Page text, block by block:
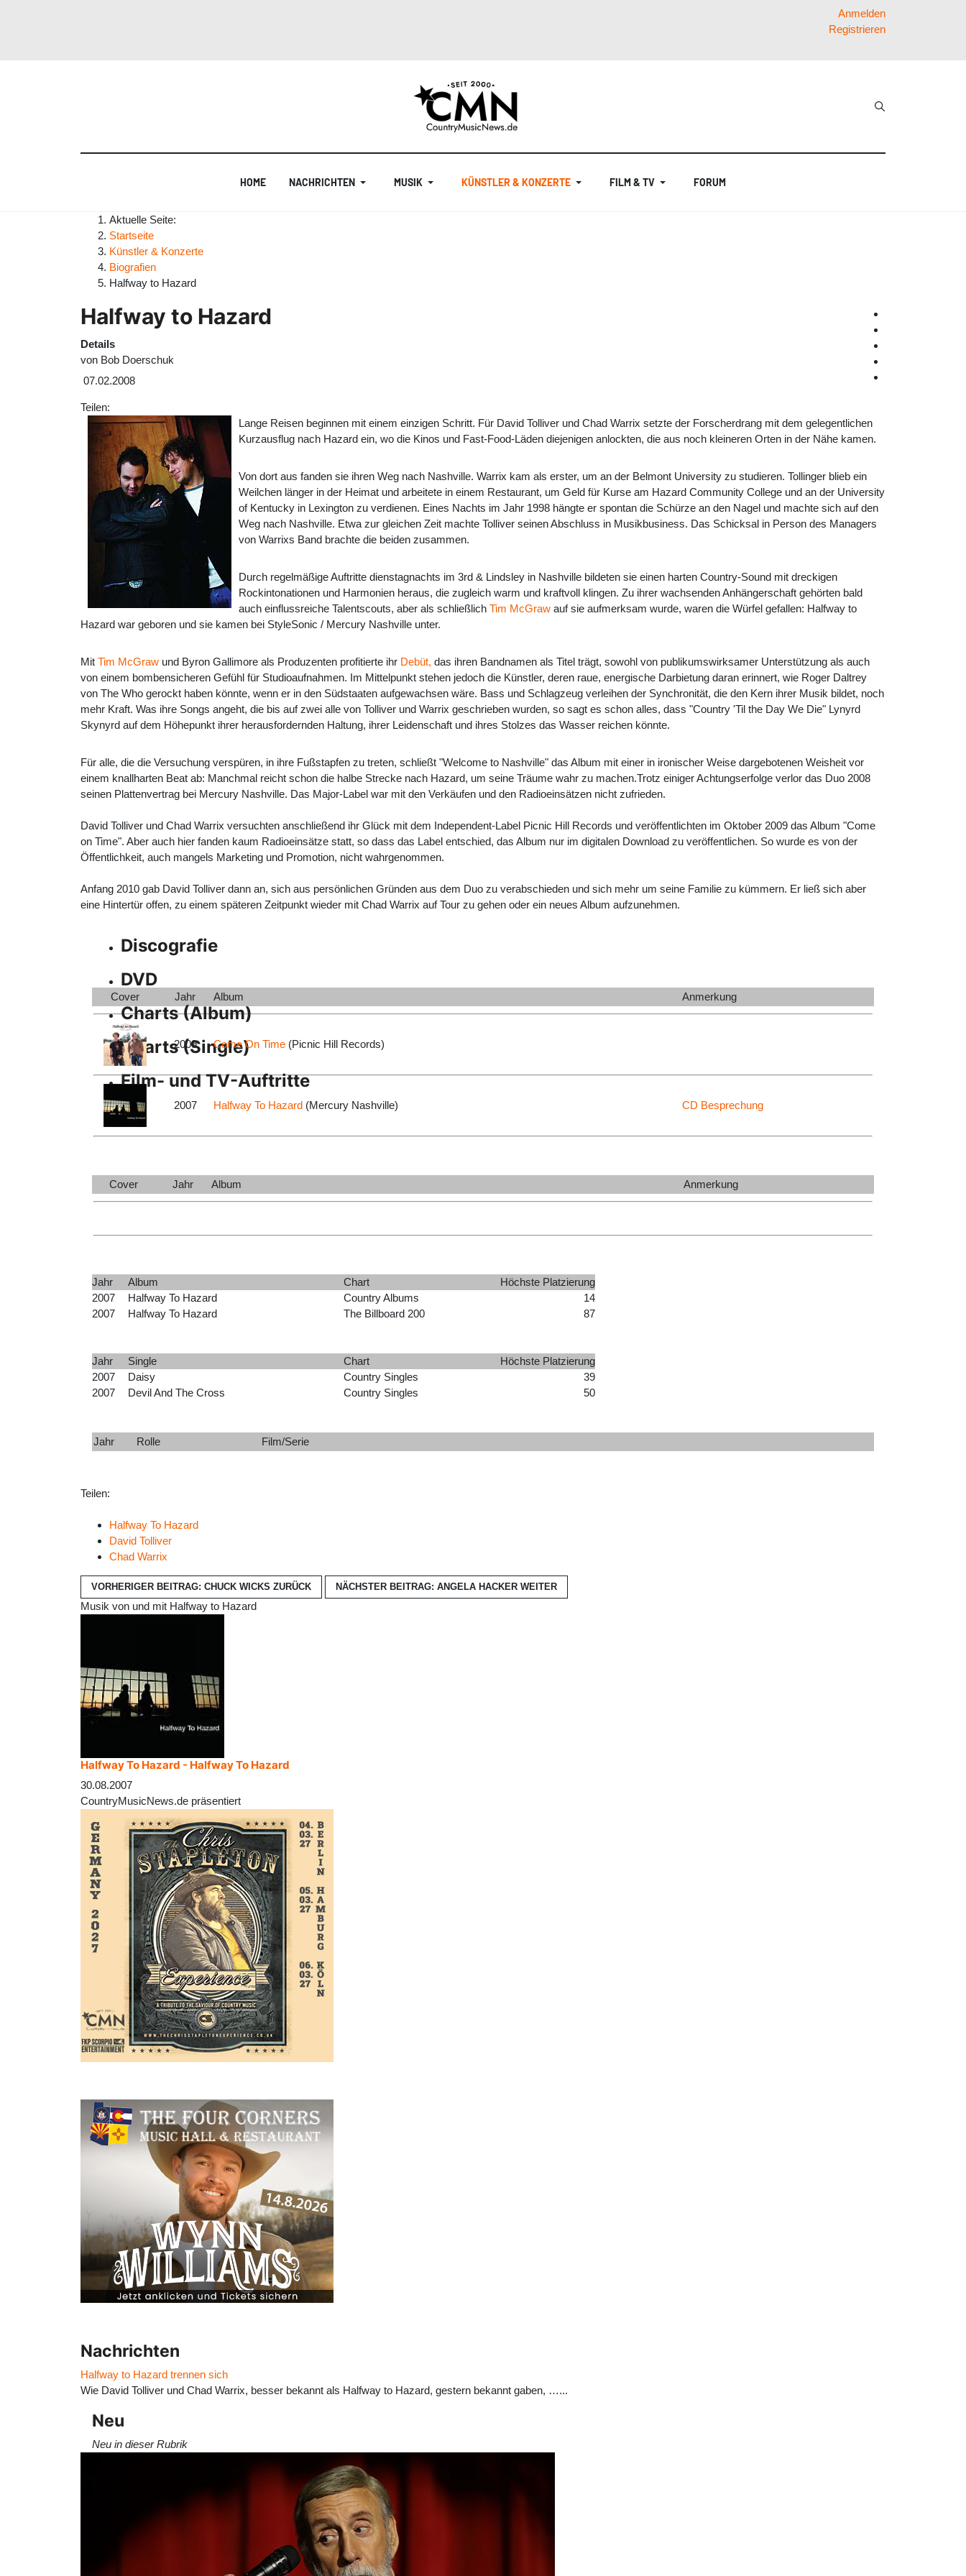
Anmelden
Registrieren
HOME NACHRICHTEN MUSIK KÜNSTLER & KONZERTE FILM & TV FORUM
Aktuelle Seite:
Startseite
Künstler & Konzerte
Biografien
Halfway to Hazard
Halfway to Hazard
Details
von Bob Doerschuk
07.02.2008
Teilen:
Lange Reisen beginnen mit einem einzigen Schritt. Für David Tolliver und Chad Warrix setzte der Forscherdrang mit dem gelegentlichen
Kurzausflug nach Hazard ein, wo die Kinos und Fast-Food-Läden diejenigen anlockten, die aus noch kleineren Orten in der Nähe kamen.
Von dort aus fanden sie ihren Weg nach Nashville. Warrix kam als erster, um an der Belmont University zu studieren. Tollinger blieb ein
Weilchen länger in der Heimat und arbeitete in einem Restaurant, um Geld für Kurse am Hazard Community College und an der University
of Kentucky in Lexington zu verdienen. Eines Nachts im Jahr 1998 hängte er spontan die Schürze an den Nagel und machte sich auf den
Weg nach Nashville. Etwa zur gleichen Zeit machte Tolliver seinen Abschluss in Musikbusiness. Das Schicksal in Person des Managers
von Warrixs Band brachte die beiden zusammen.
Durch regelmäßige Auftritte dienstagnachts im 3rd & Lindsley in Nashville bildeten sie einen harten Country-Sound mit dreckigen
Rockintonationen und Harmonien heraus, die zugleich warm und kraftvoll klingen. Zu ihrer wachsenden Anhängerschaft gehörten bald
auch einflussreiche Talentscouts, aber als schließlich Tim McGraw auf sie aufmerksam wurde, waren die Würfel gefallen: Halfway to
Hazard war geboren und sie kamen bei StyleSonic / Mercury Nashville unter.
Mit Tim McGraw und Byron Gallimore als Produzenten profitierte ihr Debüt, das ihren Bandnamen als Titel trägt, sowohl von publikumswirksamer Unterstützung als auch
von einem bombensicheren Gefühl für Studioaufnahmen. Im Mittelpunkt stehen jedoch die Künstler, deren raue, energische Darbietung daran erinnert, wie Roger Daltrey
von The Who gerockt haben könnte, wenn er in den Südstaaten aufgewachsen wäre. Bass und Schlagzeug verleihen der Synchronität, die den Kern ihrer Musik bildet, noch
mehr Kraft. Was ihre Songs angeht, die bis auf zwei alle von Tolliver und Warrix geschrieben wurden, so sagt es schon alles, dass "Country 'Til the Day We Die" Lynyrd
Skynyrd auf dem Höhepunkt ihrer herausfordernden Haltung, ihrer Leidenschaft und ihres Stolzes das Wasser reichen könnte.
Für alle, die die Versuchung verspüren, in ihre Fußstapfen zu treten, schließt "Welcome to Nashville" das Album mit einer in ironischer Weise dargebotenen Weisheit vor
einem knallharten Beat ab: Manchmal reicht schon die halbe Strecke nach Hazard, um seine Träume wahr zu machen.Trotz einiger Achtungserfolge verlor das Duo 2008
seinen Plattenvertrag bei Mercury Nashville. Das Major-Label war mit den Verkäufen und den Radioeinsätzen nicht zufrieden.
David Tolliver und Chad Warrix versuchten anschließend ihr Glück mit dem Independent-Label Picnic Hill Records und veröffentlichten im Oktober 2009 das Album "Come
on Time". Aber auch hier fanden kaum Radioeinsätze statt, so dass das Label entschied, das Album nur im digitalen Download zu veröffentlichen. So wurde es von der
Öffentlichkeit, auch mangels Marketing und Promotion, nicht wahrgenommen.
Anfang 2010 gab David Tolliver dann an, sich aus persönlichen Gründen aus dem Duo zu verabschieden und sich mehr um seine Familie zu kümmern. Er ließ sich aber
eine Hintertür offen, zu einem späteren Zeitpunkt wieder mit Chad Warrix auf Tour zu gehen oder ein neues Album aufzunehmen.
Discografie
DVD
Charts (Album)
Charts (Single)
Film- und TV-Auftritte
Cover Jahr Album Anmerkung
2009 Come On Time (Picnic Hill Records)
2007 Halfway To Hazard (Mercury Nashville) CD Besprechung
Cover Jahr Album Anmerkung
Jahr Album Chart
Höchste Platzierung
2007
Halfway To Hazard Country Albums
14
2007
Halfway To Hazard The Billboard 200 87
Jahr Single Chart
Höchste Platzierung
2007
Daisy Country Singles
39
2007
Devil And The Cross Country Singles 50
Jahr Rolle Film/Serie
Teilen:
Halfway To Hazard
David Tolliver
Chad Warrix
VORHERIGER BEITRAG: CHUCK WICKS ZURÜCK NÄCHSTER BEITRAG: ANGELA HACKER WEITER
Musik von und mit Halfway to Hazard
Halfway To Hazard - Halfway To Hazard
30.08.2007
CountryMusicNews.de präsentiert
Nachrichten
Halfway to Hazard trennen sich
Wie David Tolliver und Chad Warrix, besser bekannt als Halfway to Hazard, gestern bekannt gaben, …...
Neu
Neu in dieser Rubrik